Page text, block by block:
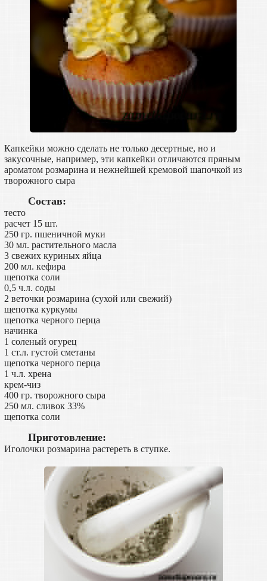
Капкейки можно сделать не только десертные, но и
закусочные, например, эти капкейки отличаются пряным
ароматом розмарина и нежнейшей кремовой шапочкой из
творожного сыра
Состав:
тесто
расчет 15 шт.
250 гр. пшеничной муки
30 мл. растительного масла
3 свежих куриных яйца
200 мл. кефира
щепотка соли
0,5 ч.л. соды
2 веточки розмарина (сухой или свежий)
щепотка куркумы
щепотка черного перца
начинка
1 соленый огурец
1 ст.л. густой сметаны
щепотка черного перца
1 ч.л. хрена
крем-чиз
400 гр. творожного сыра
250 мл. сливок 33%
щепотка соли
Приготовление:
Иголочки розмарина растереть в ступке.